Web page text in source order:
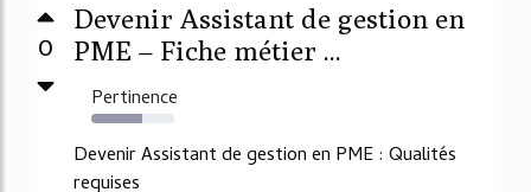
0
Devenir Assistant de gestion en
PME – Fiche métier ...
Pertinence
61%
Devenir Assistant de gestion en PME : Qualités
requises